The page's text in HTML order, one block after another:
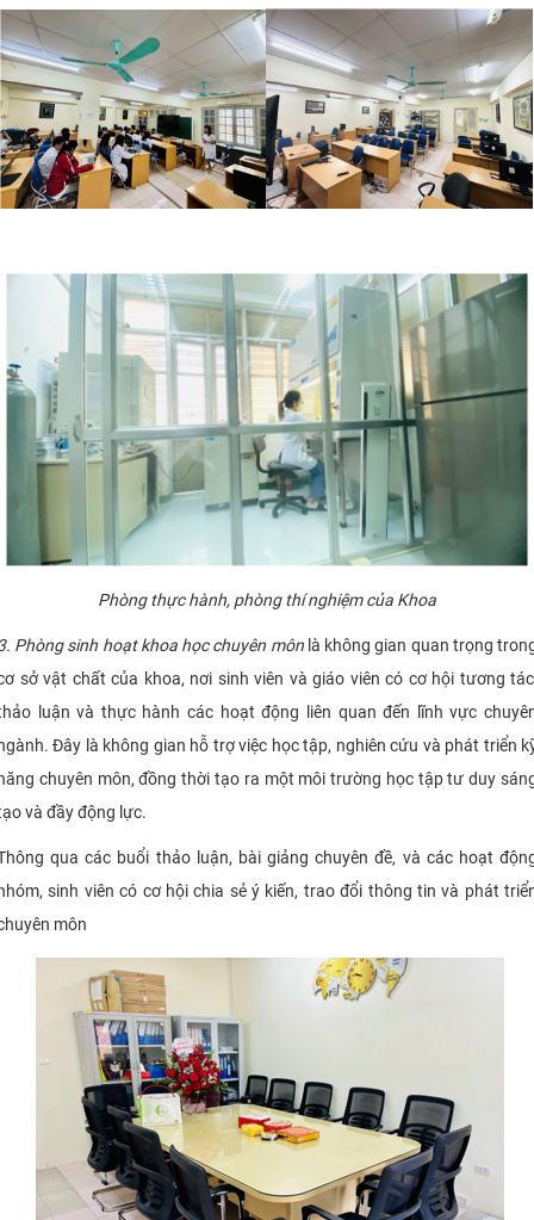
Phòng thực hành, phòng thí nghiệm của Khoa
Phòng sinh hoạt khoa học chuyên mônlà không gian quan trọng
sở vật chất của khoa, nơi sinh viên và giáo viên có cơ hội tương
luận và thực hành các hoạt động liên quan đến lĩnh vực
Đây là không gian hỗ trợ việc học tập, nghiên cứu và phát triển
chuyên môn, đồng thời tạo ra một môi trường học tập tư duy
và đầy động lực.
qua các buổi thảo luận, bài giảng chuyên đề, và các hoạt
sinh viên có cơ hội chia sẻ ý kiến, trao đổi thông tin và phát
môn